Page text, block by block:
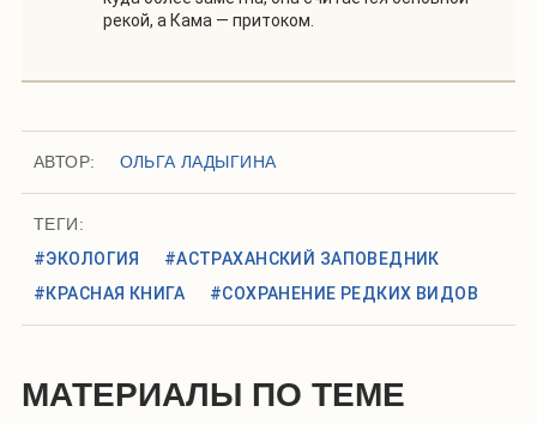
рекой, а Кама — притоком.
АВТОР: ОЛЬГА ЛАДЫГИНА
ТЕГИ:
#ЭКОЛОГИЯ
#АСТРАХАНСКИЙ ЗАПОВЕДНИК
#КРАСНАЯ КНИГА
#СОХРАНЕНИЕ РЕДКИХ ВИДОВ
МАТЕРИАЛЫ ПО ТЕМЕ